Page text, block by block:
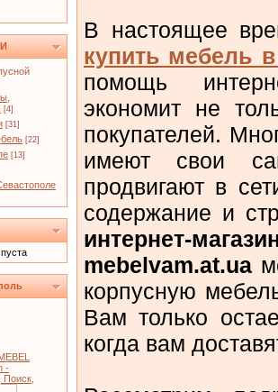
[4]
[31]
[22]
[13]
-
В настоящее
купить мебель
помощь
экономит не
покупателей.
имеют свои
продвигают в
содержание и
интернет-
mebelvam.at.ua
корпусную
Вам только
когда вам